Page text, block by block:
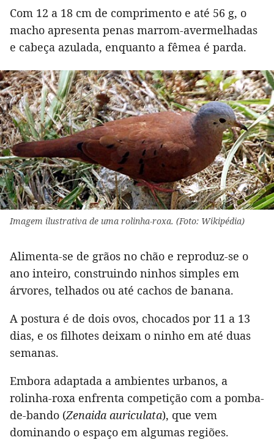
Com 12 a 18 cm de comprimento e até 56 g, o
macho apresenta penas marrom-avermelhadas
e cabeça azulada, enquanto a fêmea é parda.
Imagem ilustrativa de uma rolinha-roxa. (Foto: Wikipédia)
Alimenta-se de grãos no chão e reproduz-se o
ano inteiro, construindo ninhos simples em
árvores, telhados ou até cachos de banana.
A postura é de dois ovos, chocados por 11 a 13
dias, e os filhotes deixam o ninho em até duas
semanas.
Embora adaptada a ambientes urbanos, a
rolinha-roxa enfrenta competição com a pomba-
de-bando (Zenaida auriculata), que vem
dominando o espaço em algumas regiões.